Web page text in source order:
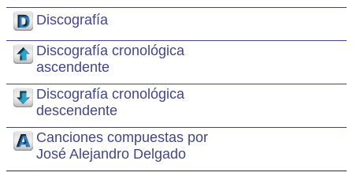
Discografía
Discografía cronológica
ascendente
Discografía cronológica
descendente
Canciones compuestas por
José Alejandro Delgado